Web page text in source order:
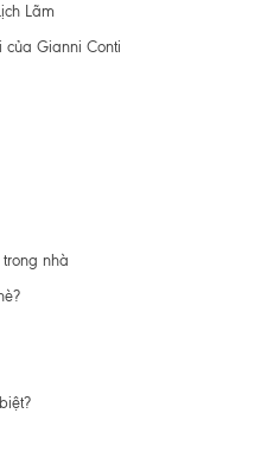
Lãm
của Gianni Conti
nhà